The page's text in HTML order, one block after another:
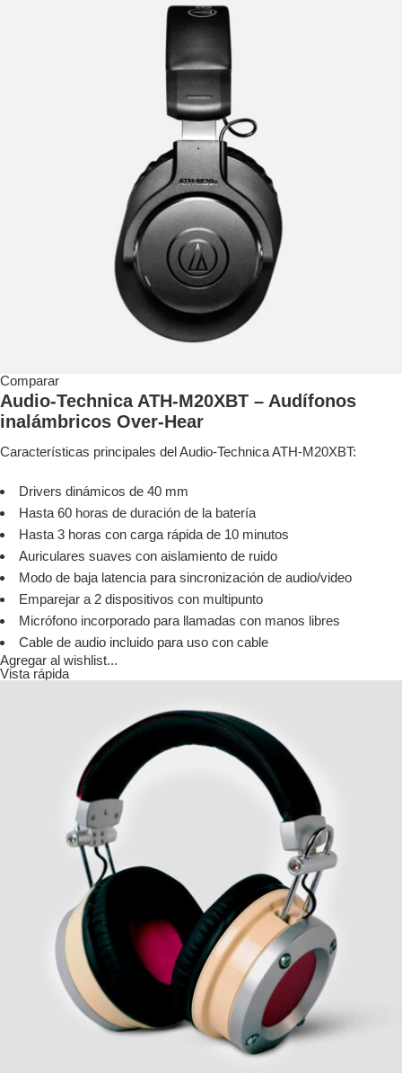
Comparar
Audio-Technica ATH-M20XBT – Audífonos
inalámbricos Over-Hear
Características principales del Audio-Technica ATH-M20XBT:
Drivers dinámicos de 40 mm
Hasta 60 horas de duración de la batería
Hasta 3 horas con carga rápida de 10 minutos
Auriculares suaves con aislamiento de ruido
Modo de baja latencia para sincronización de audio/video
Emparejar a 2 dispositivos con multipunto
Micrófono incorporado para llamadas con manos libres
Cable de audio incluido para uso con cable
Agregar al wishlist...
Vista rápida